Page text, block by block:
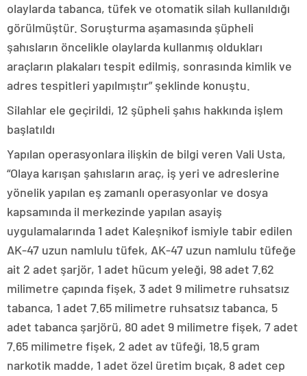
olaylarda tabanca, tüfek ve otomatik silah kullanıldığı
görülmüştür. Soruşturma aşamasında şüpheli
şahısların öncelikle olaylarda kullanmış oldukları
araçların plakaları tespit edilmiş, sonrasında kimlik ve
adres tespitleri yapılmıştır” şeklinde konuştu.
Silahlar ele geçirildi, 12 şüpheli şahıs hakkında işlem
başlatıldı
Yapılan operasyonlara ilişkin de bilgi veren Vali Usta,
“Olaya karışan şahısların araç, iş yeri ve adreslerine
yönelik yapılan eş zamanlı operasyonlar ve dosya
kapsamında il merkezinde yapılan asayiş
uygulamalarında 1 adet Kaleşnikof ismiyle tabir edilen
AK-47 uzun namlulu tüfek, AK-47 uzun namlulu tüfeğe
ait 2 adet şarjör, 1 adet hücum yeleği, 98 adet 7.62
milimetre çapında fişek, 3 adet 9 milimetre ruhsatsız
tabanca, 1 adet 7.65 milimetre ruhsatsız tabanca, 5
adet tabanca şarjörü, 80 adet 9 milimetre fişek, 7 adet
7.65 milimetre fişek, 2 adet av tüfeği, 18,5 gram
narkotik madde, 1 adet özel üretim bıçak, 8 adet cep